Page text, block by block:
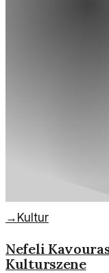
→ Kultur
Nefeli
Kulturszene